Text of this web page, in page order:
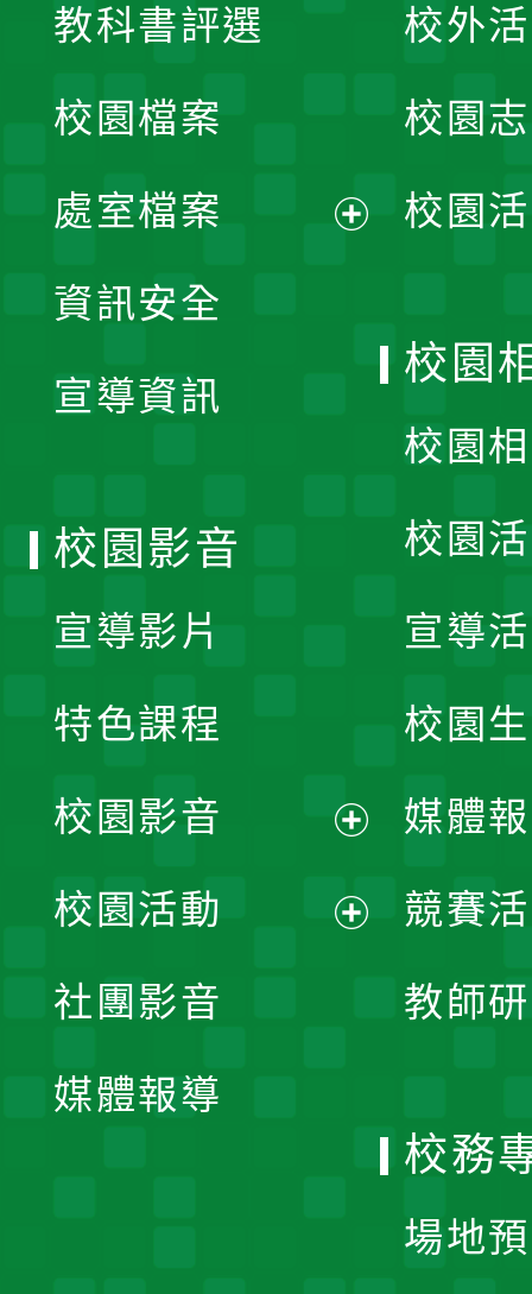
單
教科書評選
校園檔案
處室檔案
資訊安全
宣導資訊
校外
校園
校園
校園
校園
校園
宣導
校園
媒體
競賽
教師
校園影音
宣導影片
特色課程
校園影音
開
校園活動
社團影音
媒體報導
校務
場地